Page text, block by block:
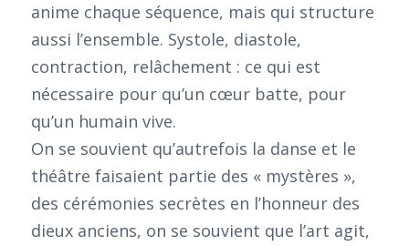
anime chaque séquence, mais qui structure
aussi l’ensemble. Systole, diastole,
contraction, relâchement : ce qui est
nécessaire pour qu’un cœur batte, pour
qu’un humain vive.
On se souvient qu’autrefois la danse et le
théâtre faisaient partie des « mystères »,
des cérémonies secrètes en l’honneur des
dieux anciens, on se souvient que l’art agit,